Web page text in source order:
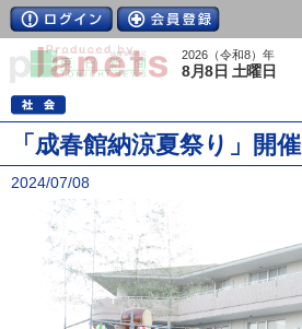
2026（令和8）年
8月8日 土曜日
「成春館納涼夏祭り」開催
2024/07/08